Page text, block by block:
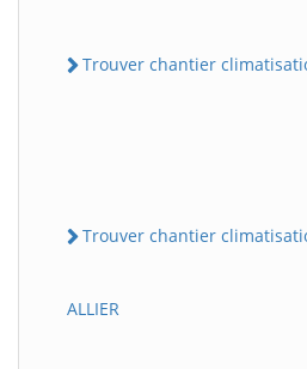
Trouver chantier
Trouver chantier
ALLIER